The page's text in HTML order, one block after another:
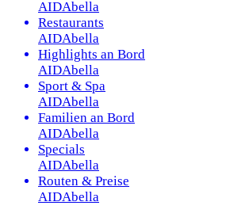
AIDAbella
Restaurants
AIDAbella
Highlights an Bord
AIDAbella
Sport & Spa
AIDAbella
Familien an Bord
AIDAbella
Specials
AIDAbella
Routen & Preise
AIDAbella